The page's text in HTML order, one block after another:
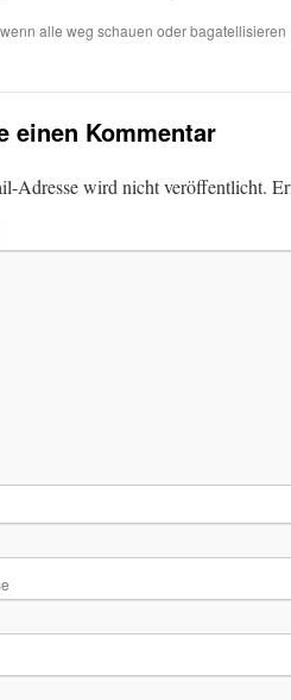
alle weg schauen oder bagatellisieren
einen Kommentar
Adresse wird nicht veröffentlicht.